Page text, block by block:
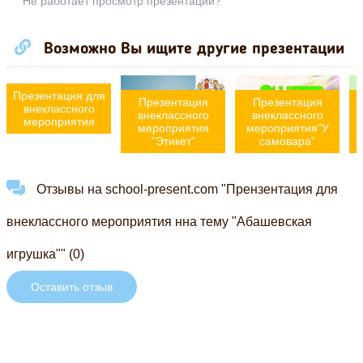
Возможно Вы ищите другие презентации
Презентация для
внеклассного
мероприятия
Презентация
внеклассного
мероприятия
"Этикет"
Презентация
внеклассного
мероприятия"У
самовара"
Отзывы на school-present.com "Прензентация для
внеклассного мероприятия нна тему "Абашевская
игрушка"" (0)
Оставить отзыв